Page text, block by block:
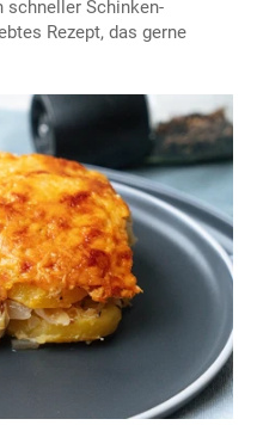
schneller Schinken-
Rezept, das gerne